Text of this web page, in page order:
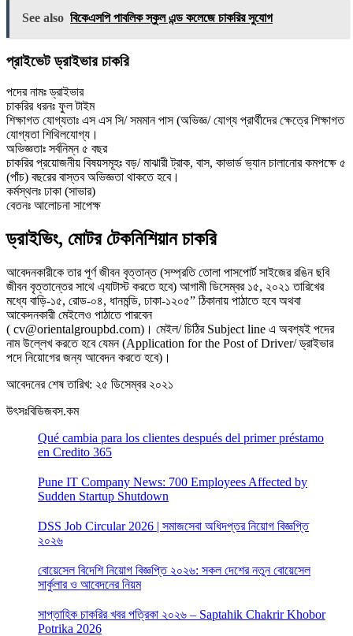
See also বিকেএসপি পাবলিক স্কুল এন্ড কলেজে চাকরির সুযোগ
প্রাইভেট ড্রাইভার চাকরি
পদের নামঃ ড্রাইভার
চাকরির ধরনঃ ফুল টাইম
শিক্ষাগত যোগ্যতাঃ এস এস সি/ সমমান পাস (অভিজ্ঞ/ যোগ্য প্রার্থীদের ক্ষেত্রে শিক্ষাগত
যোগ্যতা শিথিলযোগ্য।
অভিজ্ঞতাঃ সর্বনিম্ন ৫ বছর
চাকরির প্রয়োজনীয় বিষয়সমূহঃ বড়/ মাঝারী ট্রাক, বাস, কাভার্ড ভ্যান চালানোর কমপক্ষে ৫
(পাঁচ) বছরের বাস্তব অভিজ্ঞতা থাকতে হবে।
কর্মস্থলঃ ঢাকা (সাভার)
বেতনঃ আলোচনা সাপেক্ষ
ড্রাইভিং, মোটর টেকনিশিয়ান চাকরি
আবেদনকারীকে তার পূর্ণ জীবন বৃত্তান্ত (সম্প্রতি তোলা পাসপোর্ট সাইজের রঙিন ছবি
জীবন বৃত্তান্তের সাথে এ্যাটাস্ট করতে হবে) আগামী ডিসেম্বর ১৫, ২০২১ তারিখের
মধ্যে বাড়ি-১৫, রোড-০৪, ধানমন্ডি, ঢাকা-১২০৫” ঠিকানায় পাঠাতে হবে অথবা
আকেদনকারী মেইলেও পাঠাতে পারবেন
( cv@orientalgroupbd.com)। মেইল/ চিঠির Subject line এ অবশ্যই পদের
নাম উল্লেখ করতে হবে যেমন (Application for the Post of Driver/ ড্রাইভার
পদে নিয়োগের জন্য আবেদন করতে হবে)।
আবেদনের শেষ তারিখ: ২৫ ডিসেম্বর ২০২১
উৎসঃবিডিজবস.কম
Qué cambia para los clientes después del primer préstamo
en Credito 365
Pune IT Company News: 700 Employees Affected by
Sudden Startup Shutdown
DSS Job Circular 2026 | সমাজসেবা অধিদপ্তর নিয়োগ বিজ্ঞপ্তি
২০২৬
বোয়েসেল বিদেশি নিয়োগ বিজ্ঞপ্তি ২০২৬: সকল দেশের নতুন বোয়েসেল
সার্কুলার ও আবেদনের নিয়ম
সাপ্তাহিক চাকরির খবর পত্রিকা ২০২৬ – Saptahik Chakrir Khobor
Potrika 2026